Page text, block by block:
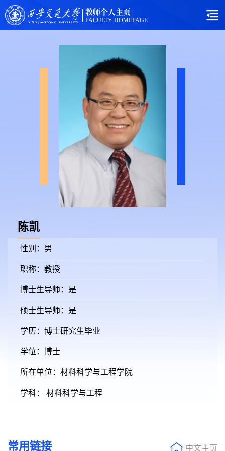
教师个人主页
FACULTY HOMEPAGE
陈凯
性别：男
职称：教授
博士生导师：是
硕士生导师：是
学历：博士研究生毕业
学位：博士
所在单位：材料科学与工程学院
学科： 材料科学与工程
常用链接 中文主页